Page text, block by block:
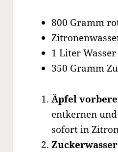
800 Gramm
1 Liter Wasser
350 Gramm
Äpfel
entkernen
sofort in